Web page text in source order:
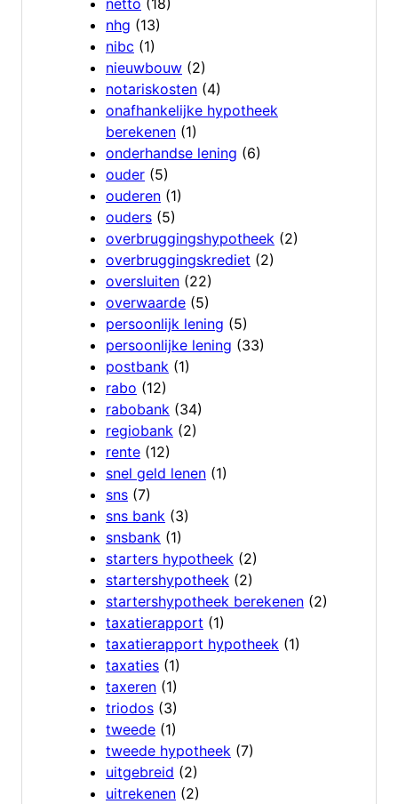
nhg (13)
nibc (1)
nieuwbouw (2)
notariskosten (4)
onafhankelijke hypotheek
berekenen (1)
onderhandse lening (6)
ouder (5)
ouderen (1)
ouders (5)
overbruggingshypotheek (2)
overbruggingskrediet (2)
oversluiten (22)
overwaarde (5)
persoonlijk lening (5)
persoonlijke lening (33)
postbank (1)
rabo (12)
rabobank (34)
regiobank (2)
rente (12)
snel geld lenen (1)
sns (7)
sns bank (3)
snsbank (1)
starters hypotheek (2)
startershypotheek (2)
startershypotheek berekenen (2)
taxatierapport (1)
taxatierapport hypotheek (1)
taxaties (1)
taxeren (1)
triodos (3)
tweede (1)
tweede hypotheek (7)
uitgebreid (2)
uitrekenen (2)